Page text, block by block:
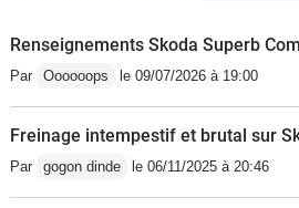
Renseignements Skoda Superb
Par Oooooops le 09/07/2026 à 19:00
Freinage intempestif et brutal sur
Par gogon dinde le 06/11/2025 à 20:46